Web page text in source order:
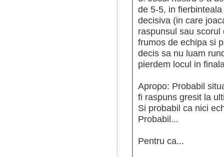
de 5-5, in
decisiva (in care
raspunsul sau
frumos de echipa si
decis sa nu luam
pierdem locul in
Apropo: Probabil
fi raspuns gresit la
Si probabil ca nici
Probabil...
Pentru ca...